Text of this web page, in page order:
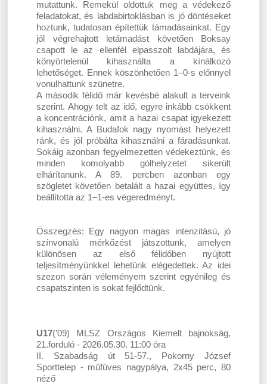
mutattunk. Remekül oldottuk meg a védekező
feladatokat, és labdabirtoklásban is jó döntéseket
hoztunk, tudatosan építettük támadásainkat. Egy
jól végrehajtott letámadást követően Boksay
csapott le az ellenfél elpasszolt labdájára, és
könyörtelenül kihasználta a kínálkozó
lehetőséget. Ennek köszönhetően 1–0-s előnnyel
vonulhattunk szünetre.
A második félidő már kevésbé alakult a terveink
szerint. Ahogy telt az idő, egyre inkább csökkent
a koncentrációnk, amit a hazai csapat igyekezett
kihasználni. A Budafok nagy nyomást helyezett
ránk, és jól próbálta kihasználni a fáradásunkat.
Sokáig azonban fegyelmezetten védekeztünk, és
minden komolyabb gólhelyzetet sikerült
elhárítanunk. A 89. percben azonban egy
szögletet követően betalált a hazai együttes, így
beállította az 1–1-es végeredményt.
Összegzés: Egy nagyon magas intenzitású, jó
színvonalú mérkőzést játszottunk, amelyen
különösen az első félidőben nyújtott
teljesítményünkkel lehetünk elégedettek. Az idei
szezon során véleményem szerint egyénileg és
csapatszinten is sokat fejlődtünk.
U17(’09) MLSZ Országos Kiemelt bajnokság,
21.forduló - 2026.05.30. 11:00 óra
II. Szabadság út 51-57., Pokorny József
Sporttelep - műfüves nagypálya, 2x45 perc, 80
néző